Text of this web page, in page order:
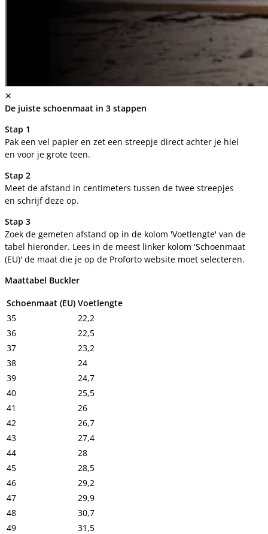
✕
De juiste schoenmaat in 3 stappen
Stap 1
Pak een vel papier en zet een streepje direct achter je hiel
en voor je grote teen.
Stap 2
Meet de afstand in centimeters tussen de twee streepjes
en schrijf deze op.
Stap 3
Zoek de gemeten afstand op in de kolom 'Voetlengte' van de
tabel hieronder. Lees in de meest linker kolom 'Schoenmaat
(EU)' de maat die je op de Proforto website moet selecteren.
Maattabel Buckler
Schoenmaat (EU) Voetlengte
35
22,2
36
22,5
37
23,2
38
24
39
24,7
40
25,5
41
26
42
26,7
43
27,4
44
28
45
28,5
46
29,2
47
29,9
48
30,7
49
31,5